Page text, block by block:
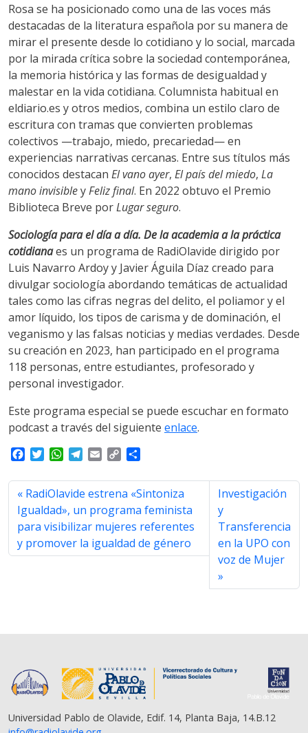
Rosa se ha posicionado como una de las voces más
destacadas de la literatura española por su manera de
mirar el presente desde lo cotidiano y lo social, marcada
por la mirada crítica sobre la sociedad contemporánea,
la memoria histórica y las formas de desigualdad y
malestar en la vida cotidiana. Columnista habitual en
eldiario.es y otros medios, combina un estilo claro de
escritura con tramas que convierten problemas
colectivos —trabajo, miedo, precariedad— en
experiencias narrativas cercanas. Entre sus títulos más
conocidos destacan El vano ayer, El país del miedo, La
mano invisibleyFeliz final. En 2022 obtuvo el Premio
Biblioteca Breve porLugar seguro.
Sociología para el día a día. De la academia a la práctica
cotidianaes un programa de RadiOlavide dirigido por
Luis Navarro Ardoy y Javier Águila Díaz creado para
divulgar sociología abordando temáticas de actualidad
tales como las cifras negras del delito, el poliamor y el
amor líquido, los tipos de carisma y de dominación, el
veganismo y las falsas noticias y medias verdades. Desde
su creación en 2023, han participado en el programa
118 personas, entre estudiantes, profesorado y
personal investigador.
Este programa especial se puede escuchar en formato
podcast a través del siguiente enlace.
c
e
b
o
k
i
t
t
e
W
a
t
s
A
p
l
e
g
r
m
a
i
l
p
y
L
i
n
k
a
r
e
RadiOlavide estrena «Sintoniza
Igualdad», un programa feminista
para visibilizar mujeres referentes
y promover la igualdad de género
Investigación
y
Transferencia
en la UPO con
voz de Mujer
Universidad Pablo de Olavide, Edif. 14, Planta Baja, 14.B.12